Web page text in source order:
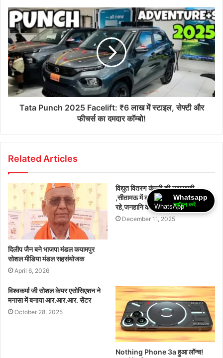
Tata Punch 2025 Facelift: ₹6 लाख में स्टाइल, सेफ्टी और
फीचर्स का दमदार कॉम्बो!
Related Articles
दिलीप जैन बने भाजपा मंडल कयामपुर
सोशल मीडिया मंडल सहसंयोजक
April 6, 2026
विद्युत वितरण कंपनी की लापरवाही
,सीतामऊ में कई स्थानों पर विद्युत तार झूल
रहे,जनहानि का बना अंदेशा
December 11, 2025
विश्वकर्मा जी सोशल केयर एसोसिएशन ने
मनासा में बनाया आर.आर.आर. सेंटर
October 28, 2025
Nothing Phone 3a हुआ लॉन्च!
Whatsapp
ज्वॉइन करें